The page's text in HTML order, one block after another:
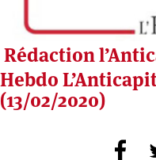
Rédaction
Hebdo
(13/02/2020)